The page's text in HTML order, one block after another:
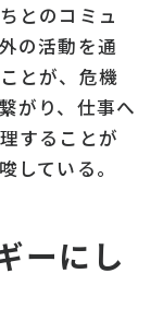
とのコミュ
の活動を通
とが、危機
がり、仕事へ
することが
している。
ーにし